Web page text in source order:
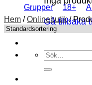
Gå tillbaka
Sök
efter:
Grupper
18+
Hem / Onlinebutik /